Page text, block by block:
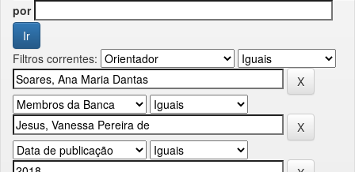
por
Filtros correntes: